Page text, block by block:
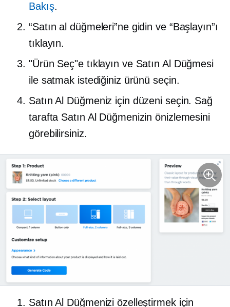
Bakış.
“Satın al düğmeleri”ne gidin ve “Başlayın”ı
tıklayın.
"Ürün Seç"e tıklayın ve Satın Al Düğmesi
ile satmak istediğiniz ürünü seçin.
Satın Al Düğmeniz için düzeni seçin. Sağ
tarafta Satın Al Düğmenizin önizlemesini
görebilirsiniz.
Satın Al Düğmenizi özelleştirmek için